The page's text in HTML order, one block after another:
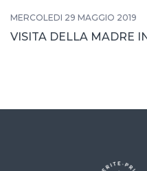
MERCOLEDÌ 29 MAGGIO 2019
VISITA DELLA MADRE